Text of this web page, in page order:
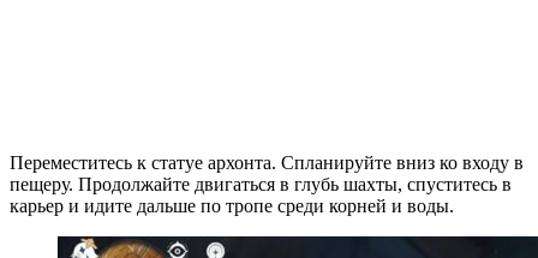
Переместитесь к статуе архонта. Спланируйте вниз ко входу в
пещеру. Продолжайте двигаться в глубь шахты, спуститесь в
карьер и идите дальше по тропе среди корней и воды.